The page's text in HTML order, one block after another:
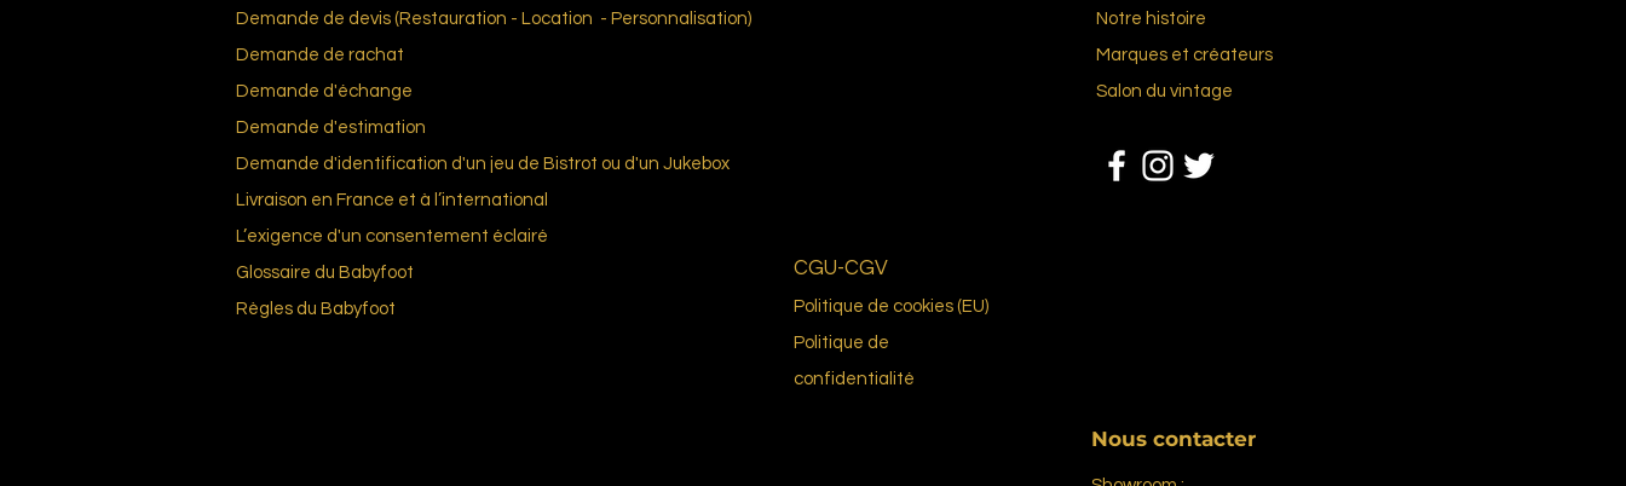
Demande de devis (Restauration - Location - Personnalisation)
Demande de rachat
Demande d'échange
Demande d'estimation
Demande d'identification d'un jeu de Bistrot ou d'un Jukebox
Livraison en France et à l’international
L’exigence d'un consentement éclairé
Glossaire du Babyfoot
Règles du Babyfoot
CGU-CGV
Politique de cookies (EU)
Politique de
confidentialité
Notre histoire
Marques et créateurs
Salon du vintage
Nous contacter